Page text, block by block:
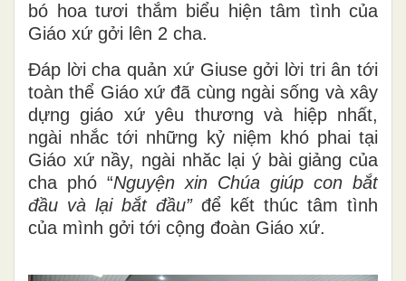
bó hoa tươi thắm biểu hiện tâm tình của
Giáo xứ gởi lên 2 cha.
Đáp lời cha quản xứ Giuse gởi lời tri ân tới
toàn thể Giáo xứ đã cùng ngài sống và xây
dựng giáo xứ yêu thương và hiệp nhất,
ngài nhắc tới những kỷ niệm khó phai tại
Giáo xứ nầy, ngài nhăc lại ý bài giảng của
cha phó “Nguyện xin Chúa giúp con bắt
đầu và lại bắt đầu” để kết thúc tâm tình
của mình gởi tới cộng đoàn Giáo xứ.